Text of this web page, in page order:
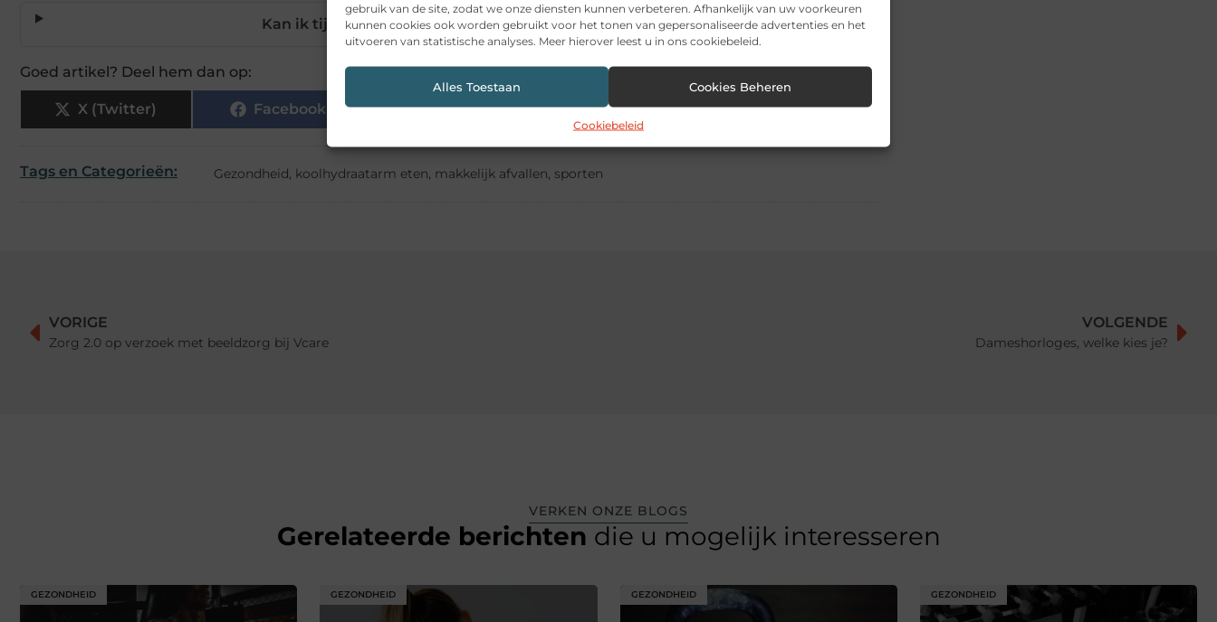
gebruik van de site, zodat we onze diensten kunnen verbeteren. Afhankelijk van uw voorkeuren
kunnen cookies ook worden gebruikt voor het tonen van gepersonaliseerde advertenties en het
uitvoeren van statistische analyses. Meer hierover leest u in ons cookiebeleid.
Alles Toestaan Cookies Beheren
Cookiebeleid
Kan ik tijdens een dieet af en toe ongesond eten? ▼
Goed artikel? Deel hem dan op:
X (Twitter) Facebook Pinterest LinkedIn Email
Tags en Categorieën: Gezondheid, koolhydraatarm eten, makkelijk afvallen, sporten
VORIGE
Zorg 2.0 op verzoek met beeldzorg bij Vcare
VOLGENDE
Dameshorloges, welke kies je?
VERKEN ONZE BLOGS
Gerelateerde berichten die u mogelijk interesseren
GEZONDHEID GEZONDHEID GEZONDHEID GEZONDHEID